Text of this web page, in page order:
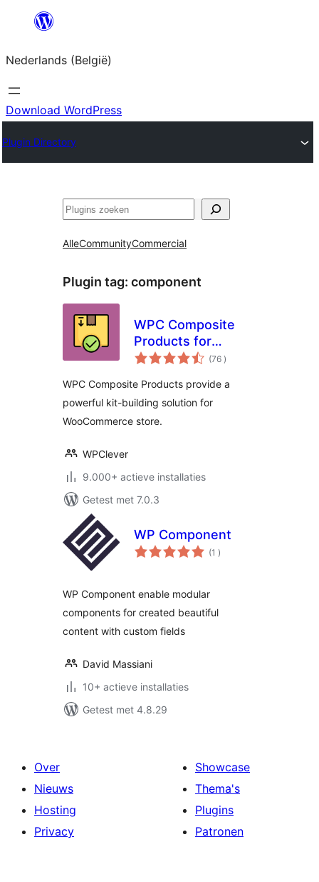
Spring
de
inhoud
Nederlands (België)
Download WordPress
Plugin Directory
Zoeken
AlleCommunityCommercial
Plugin tag: component
WPC Composite
Products for
WooCommerce
(76 aantal
beoordelingen
)
WPC Composite Products provide a
powerful kit-building solution for
WooCommerce store.
WPClever
9.000+ actieve installaties
Getest met 7.0.3
WP Component
(1 aantal
beoordelingen
)
WP Component enable modular
components for created beautiful
content with custom fields
David Massiani
10+ actieve installaties
Getest met 4.8.29
Over
Nieuws
Hosting
Privacy
Showcase
Thema's
Plugins
Patronen